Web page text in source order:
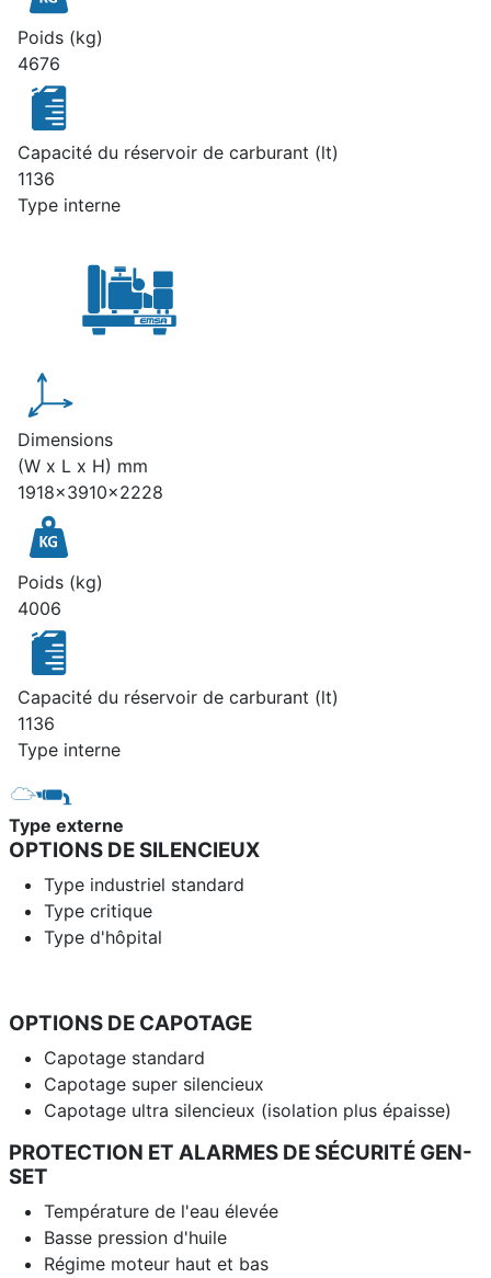
Poids (kg)
4676
Capacité du réservoir de carburant (lt)
1136
Type interne
Dimensions
(W x L x H) mm
1918x3910x2228
Poids (kg)
4006
Capacité du réservoir de carburant (lt)
1136
Type interne
Type externe
OPTIONS DE SILENCIEUX
Type industriel standard
Type critique
Type d'hôpital
OPTIONS DE CAPOTAGE
Capotage standard
Capotage super silencieux
Capotage ultra silencieux (isolation plus épaisse)
PROTECTION ET ALARMES DE SÉCURITÉ GEN-
SET
Température de l'eau élevée
Basse pression d'huile
Régime moteur haut et bas